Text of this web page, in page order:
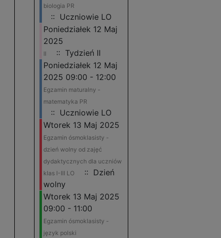
biologia PR
:: Uczniowie LO
Poniedziałek 12 Maj
2025
II
:: Tydzień II
Poniedziałek 12 Maj
2025 09:00 - 12:00
Egzamin maturalny -
matematyka PR
:: Uczniowie LO
Wtorek 13 Maj 2025
Egzamin ósmoklasisty -
dzień wolny od zajęć
dydaktycznych dla uczniów
klas I-III LO
:: Dzień
wolny
Wtorek 13 Maj 2025
09:00 - 11:00
Egzamin ósmoklasisty -
język polski